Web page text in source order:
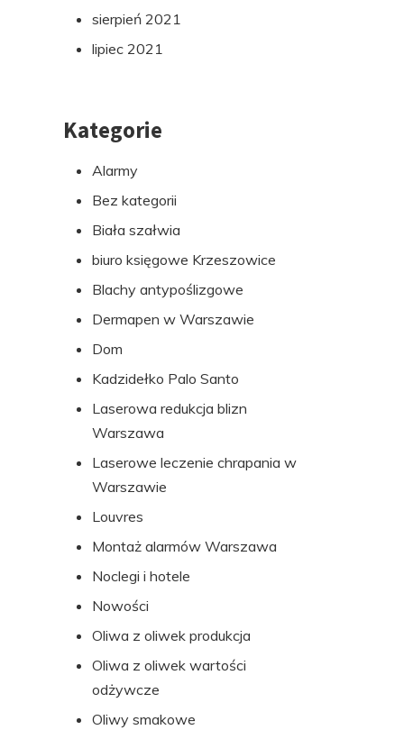
sierpień 2021
lipiec 2021
Kategorie
Alarmy
Bez kategorii
Biała szałwia
biuro księgowe Krzeszowice
Blachy antypoślizgowe
Dermapen w Warszawie
Dom
Kadzidełko Palo Santo
Laserowa redukcja blizn
Warszawa
Laserowe leczenie chrapania w
Warszawie
Louvres
Montaż alarmów Warszawa
Noclegi i hotele
Nowości
Oliwa z oliwek produkcja
Oliwa z oliwek wartości
odżywcze
Oliwy smakowe